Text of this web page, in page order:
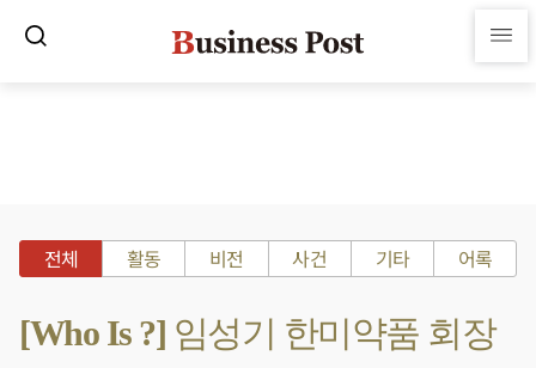
전체 활동 비전 사건 기타 어록
[Who Is ?] 임성기 한미약품 회장